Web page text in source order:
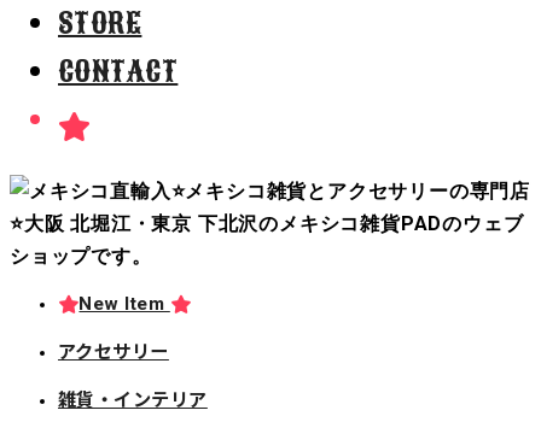
STORE
CONTACT
New Item
アクセサリー
雑貨・インテリア